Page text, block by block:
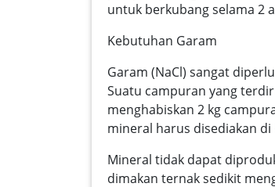
untuk berkubang selama 2
Kebutuhan Garam
Garam (NaCl) sangat
Suatu campuran yang
menghabiskan 2 kg
mineral harus disediakan di
Mineral tidak dapat
dimakan ternak sedikit